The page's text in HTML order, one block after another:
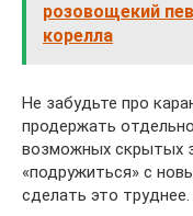
розовощекий
корелла
Не забудьте про
продержать
возможных скрытых
«подружиться» с
сделать это труднее.